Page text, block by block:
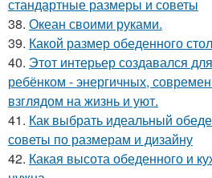
стандартные размеры и советы
38. Океан своими руками.
39. Какой размер обеденного
40. Этот интерьер создавался
ребёнком - энергичных,
взглядом на жизнь и уют.
41. Как выбрать идеальный
советы по размерам и дизайну
42. Какая высота обеденного и